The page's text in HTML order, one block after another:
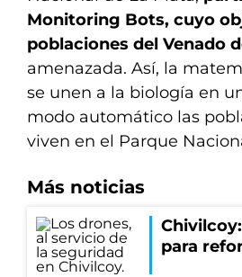
Monitoring Bots, cuyo
poblaciones del Venado
amenazada. Así, la
se unen a la biología en
modo automático las
viven en el Parque
Más noticias
para